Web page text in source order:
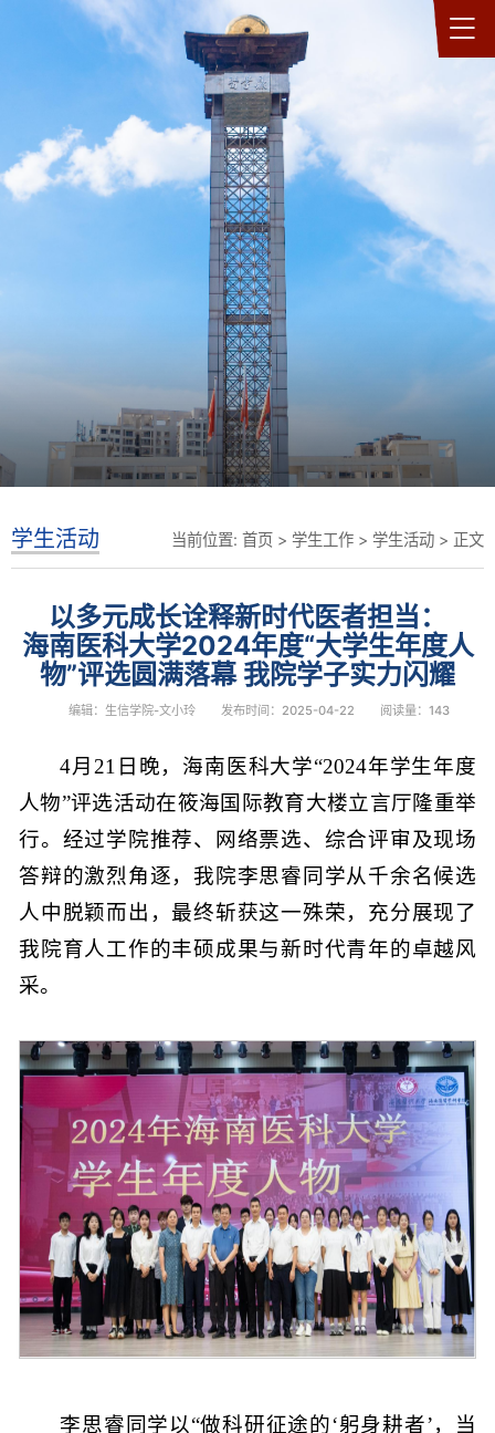
当前位置: 首页 > 学生工作 > 学生活动 > 正文
学生活动
以多元成长诠释新时代医者担当：
海南医科大学2024年度“大学生年度人
物”评选圆满落幕 我院学子实力闪耀
编辑：生信学院-文小玲 发布时间：2025-04-22 阅读量： 143
4月21日晚，海南医科大学“2024年学生年度
人物”评选活动在筱海国际教育大楼立言厅隆重举
行。经过学院推荐、网络票选、综合评审及现场
答辩的激烈角逐，我院李思睿同学从千余名候选
人中脱颖而出，最终斩获这一殊荣，充分展现了
我院育人工作的丰硕成果与新时代青年的卓越风
采。
李思睿同学以“做科研征途的‘躬身耕者’，当